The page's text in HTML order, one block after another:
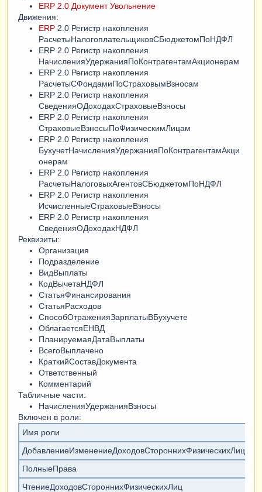
ERP 2.0 Документ Увольнение
Движения:
ERP 2.0 Регистр накопления
РасчетыНалогоплательщиковСБюджетомПоНДФЛ
ERP 2.0 Регистр накопления
НачисленияУдержанияПоКонтрагентамАкционерам
ERP 2.0 Регистр накопления
РасчетыСФондамиПоСтраховымВзносам
ERP 2.0 Регистр накопления
СведенияОДоходахСтраховыеВзносы
ERP 2.0 Регистр накопления
СтраховыеВзносыПоФизическимЛицам
ERP 2.0 Регистр накопления
БухучетНачисленияУдержанияПоКонтрагентамАкци
онерам
ERP 2.0 Регистр накопления
РасчетыНалоговыхАгентовСБюджетомПоНДФЛ
ERP 2.0 Регистр накопления
ИсчисленныеСтраховыеВзносы
ERP 2.0 Регистр накопления
СведенияОДоходахНДФЛ
Реквизиты:
Организация
Подразделение
ВидВыплаты
КодВычетаНДФЛ
СтатьяФинансирования
СтатьяРасходов
СпособОтраженияЗарплатыВБухучете
ОблагаетсяЕНВД
ПланируемаяДатаВыплаты
ВсегоВыплачено
КраткийСоставДокумента
Ответственный
Комментарий
Табличные части:
НачисленияУдержанияВзносы
Включен в роли:
Имя роли
ДобавлениеИзменениеДоходовСтороннихФизическихЛиц
ПолныеПрава
ЧтениеДоходовСтороннихФизическихЛиц